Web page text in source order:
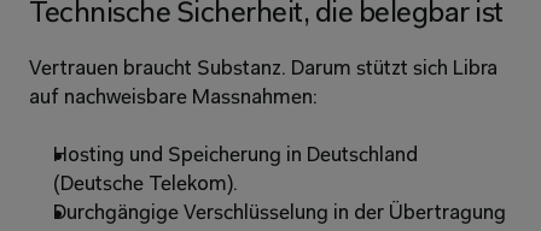
Technische Sicherheit, die belegbar ist
Vertrauen braucht Substanz. Darum stützt sich Libra
auf nachweisbare Massnahmen:
Hosting und Speicherung in Deutschland
(Deutsche Telekom).
Durchgängige Verschlüsselung in der Übertragung